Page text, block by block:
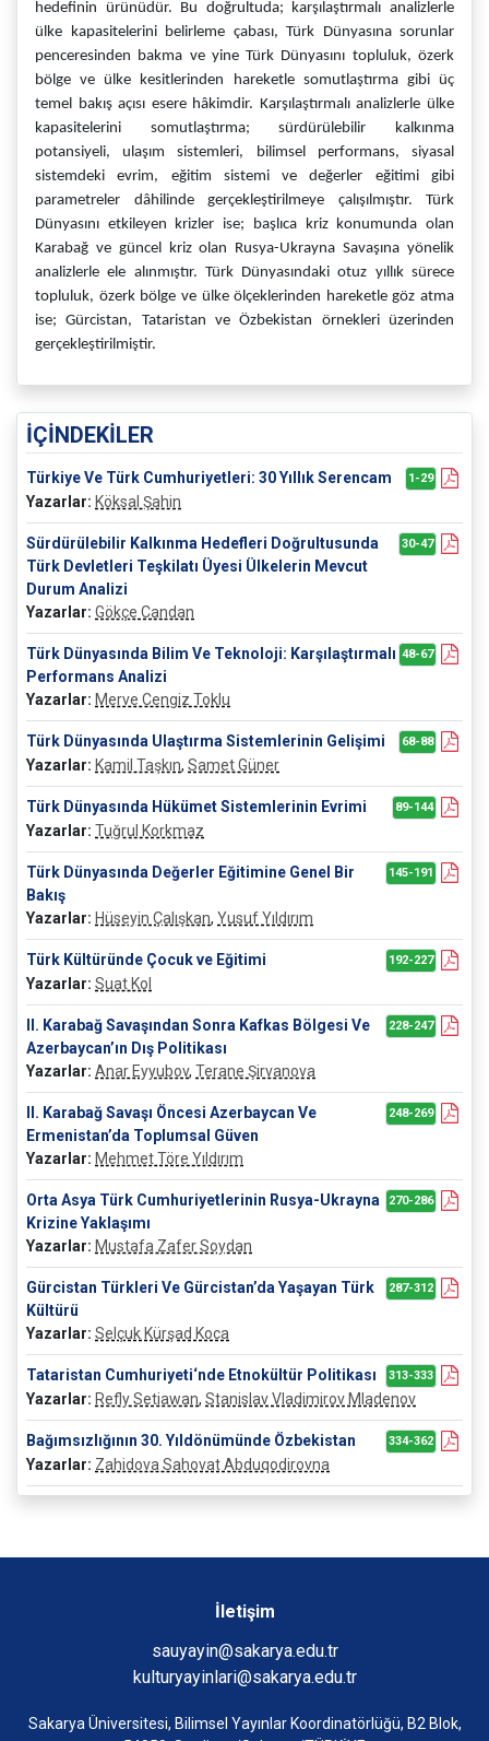
hedefinin ürünüdür. Bu doğrultuda; karşılaştırmalı analizlerle
ülke kapasitelerini belirleme çabası, Türk Dünyasına sorunlar
penceresinden bakma ve yine Türk Dünyasını topluluk, özerk
bölge ve ülke kesitlerinden hareketle somutlaştırma gibi üç
temel bakış açısı esere hâkimdir. Karşılaştırmalı analizlerle ülke
kapasitelerini somutlaştırma; sürdürülebilir kalkınma
potansiyeli, ulaşım sistemleri, bilimsel performans, siyasal
sistemdeki evrim, eğitim sistemi ve değerler eğitimi gibi
parametreler dâhilinde gerçekleştirilmeye çalışılmıştır. Türk
Dünyasını etkileyen krizler ise; başlıca kriz konumunda olan
Karabağ ve güncel kriz olan Rusya-Ukrayna Savaşına yönelik
analizlerle ele alınmıştır. Türk Dünyasındaki otuz yıllık sürece
topluluk, özerk bölge ve ülke ölçeklerinden hareketle göz atma
ise; Gürcistan, Tataristan ve Özbekistan örnekleri üzerinden
gerçekleştirilmiştir.
İÇİNDEKİLER
Türkiye Ve Türk Cumhuriyetleri: 30 Yıllık Serencam 1-29
Yazarlar: Köksal Şahin
Sürdürülebilir Kalkınma Hedefleri Doğrultusunda
Türk Devletleri Teşkilatı Üyesi Ülkelerin Mevcut
Durum Analizi
30-47
Yazarlar: Gökçe Candan
Türk Dünyasında Bilim Ve Teknoloji: Karşılaştırmalı
Performans Analizi
48-67
Yazarlar: Merve Cengiz Toklu
Türk Dünyasında Ulaştırma Sistemlerinin Gelişimi 68-88
Yazarlar: Kamil Taşkın, Samet Güner
Türk Dünyasında Hükümet Sistemlerinin Evrimi 89-144
Yazarlar: Tuğrul Korkmaz
Türk Dünyasında Değerler Eğitimine Genel Bir
Bakış
145-191
Yazarlar: Hüseyin Çalışkan, Yusuf Yıldırım
Türk Kültüründe Çocuk ve Eğitimi 192-227
Yazarlar: Suat Kol
II. Karabağ Savaşından Sonra Kafkas Bölgesi Ve
Azerbaycan’ın Dış Politikası
228-247
Yazarlar: Anar Eyyubov, Terane Şirvanova
II. Karabağ Savaşı Öncesi Azerbaycan Ve
Ermenistan’da Toplumsal Güven
248-269
Yazarlar: Mehmet Töre Yıldırım
Orta Asya Türk Cumhuriyetlerinin Rusya-Ukrayna
Krizine Yaklaşımı
270-286
Yazarlar: Mustafa Zafer Soydan
Gürcistan Türkleri Ve Gürcistan’da Yaşayan Türk
Kültürü
287-312
Yazarlar: Selçuk Kürşad Koca
Tataristan Cumhuriyeti‘nde Etnokültür Politikası 313-333
Yazarlar: Refly Setiawan, Stanislav Vladimirov Mladenov
Bağımsızlığının 30. Yıldönümünde Özbekistan 334-362
Yazarlar: Zahidova Sahovat Abduqodirovna
İletişim
sauyayin@sakarya.edu.tr
kulturyayinlari@sakarya.edu.tr
Sakarya Üniversitesi, Bilimsel Yayınlar Koordinatörlüğü, B2 Blok,